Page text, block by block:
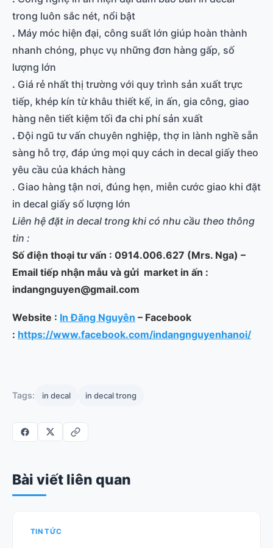
trong luôn sắc nét, nổi bật
. Máy móc hiện đại, công suất lớn giúp hoàn thành
nhanh chóng, phục vụ những đơn hàng gấp, số
lượng lớn
. Giá rẻ nhất thị trường với quy trình sản xuất trực
tiếp, khép kín từ khâu thiết kế, in ấn, gia công, giao
hàng nên tiết kiệm tối đa chi phí sản xuất
. Đội ngũ tư vấn chuyên nghiệp, thợ in lành nghề sẵn
sàng hỗ trợ, đáp ứng mọi quy cách in decal giấy theo
yêu cầu của khách hàng
. Giao hàng tận nơi, đúng hẹn, miễn cước giao khi đặt
in decal giấy số lượng lớn
Liên hệ đặt in decal trong khi có nhu cầu theo thông
tin :
Số điện thoại tư vấn : 0914.006.627 (Mrs. Nga) –
Email tiếp nhận mẫu và gửi market in ấn :
indangnguyen@gmail.com
Website : In Đăng Nguyên – Facebook
: https://www.facebook.com/indangnguyenhanoi/
Tags: in decal in decal trong
Bài viết liên quan
TIN TỨC